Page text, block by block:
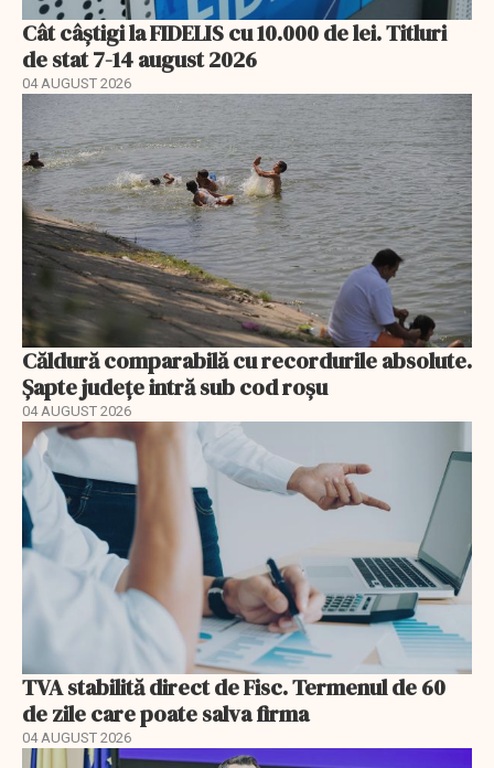
Cât câștigi la FIDELIS cu 10.000 de lei. Titluri
de stat 7-14 august 2026
04 AUGUST 2026
Căldură comparabilă cu recordurile absolute.
Șapte județe intră sub cod roșu
04 AUGUST 2026
TVA stabilită direct de Fisc. Termenul de 60
de zile care poate salva firma
04 AUGUST 2026